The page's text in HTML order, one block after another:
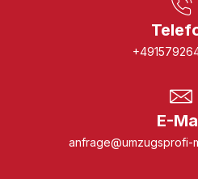
E-
anfrage@umzugsprofi-